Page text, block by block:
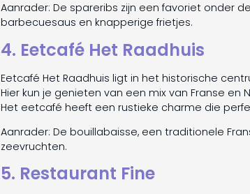
Aanrader: De spareribs zijn een favoriet onder
barbecuesaus en knapperige frietjes.
4. Eetcafé Het Raadhuis
Eetcafé Het Raadhuis ligt in het historische
Hier kun je genieten van een mix van Franse
Het eetcafé heeft een rustieke charme die
Aanrader: De bouillabaisse, een traditionele
zeevruchten.
5. Restaurant Fine